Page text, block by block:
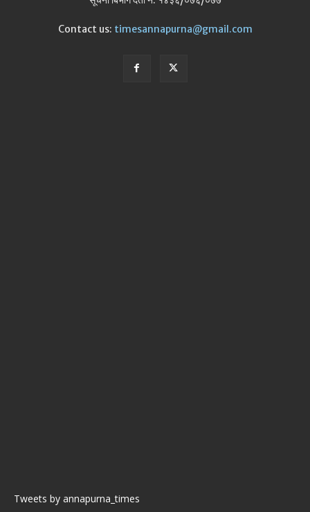
Contact us: timesannapurna@gmail.com
Tweets by annapurna_times